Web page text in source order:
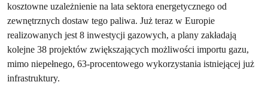
kosztowne uzależnienie na lata sektora energetycznego od
zewnętrznych dostaw tego paliwa. Już teraz w Europie
realizowanych jest 8 inwestycji gazowych, a plany zakładają
kolejne 38 projektów zwiększających możliwości importu gazu,
mimo niepełnego, 63-procentowego wykorzystania istniejącej już
infrastruktury.